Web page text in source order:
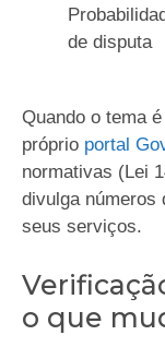
de disputa
Quando o tema
próprio portal
normativas (Lei
divulga números
seus serviços.
o que